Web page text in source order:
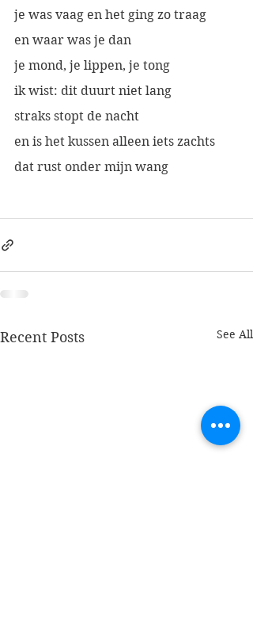
je was vaag en het ging zo traag
en waar was je dan
je mond, je lippen, je tong
ik wist: dit duurt niet lang
straks stopt de nacht
en is het kussen alleen iets zachts
dat rust onder mijn wang
Recent Posts See All